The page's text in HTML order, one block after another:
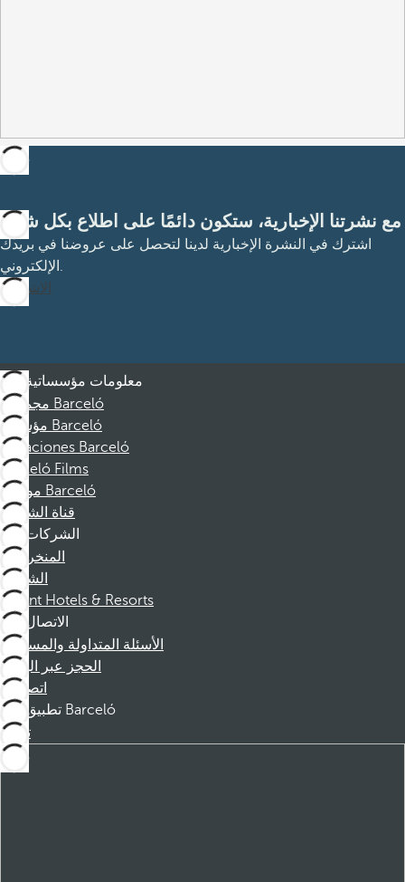
مع نشرتنا الإخبارية، ستكون دائمًا على اطلاع بكل شيء
اشترك في النشرة الإخبارية لدينا لتحصل على عروضنا في بريدك
الإلكتروني.
الاشتراك
معلومات مؤسساتية
مجموعة Barceló
مؤسسة Barceló
Vacaciones Barceló
Barceló Films
موظفو Barceló
قناة الشكوى
الشركات
المنخرطين
الشركاء
Dorint Hotels & Resorts
الاتصال
الأسئلة المتداولة والمساعدة
الحجز عبر الهاتف
اتصل بنا
تطبيق Barceló
تنزيل